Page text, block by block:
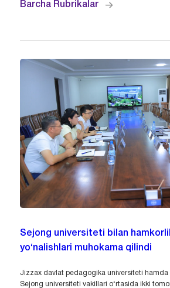
Barcha Rubrikalar
Sejong universiteti bilan
yo‘nalishlari muhokama qilindi
Jizzax davlat pedagogika universiteti hamda
Sejong universiteti vakillari o‘rtasida ikki